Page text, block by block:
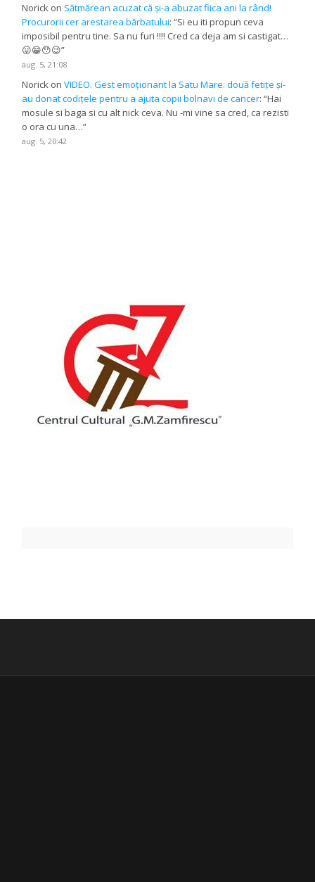
Norick on Sătmărean acuzat că și-a abuzat fiica ani la rând!
Procurorii cer arestarea bărbatului: “Si eu iti propun ceva
imposibil pentru tine. Sa nu furi !!!! Cred ca deja am si castigat…
😛😁😯😉”
aug. 5, 21:08
Norick onVIDEO. Gest emoționant la Satu Mare: două fetițe și-
au donat codițele pentru a ajuta copii bolnavi de cancer: “Hai
mosule si baga si cu alt nick ceva. Nu -mi vine sa cred, ca rezisti
o ora cu una…”
aug. 5, 20:42